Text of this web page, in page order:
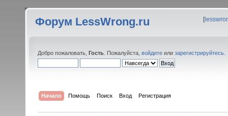
Форум LessWrong.ru [
Добро пожаловать, Гость . Пожалуйста, войдите или зарегистрируйтесь
Начало Помощь Поиск Вход Регистрация